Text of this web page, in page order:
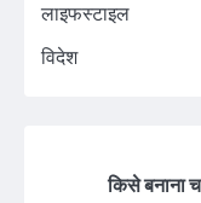
लाइफस्टाइल
विदेश
किसे बनाना